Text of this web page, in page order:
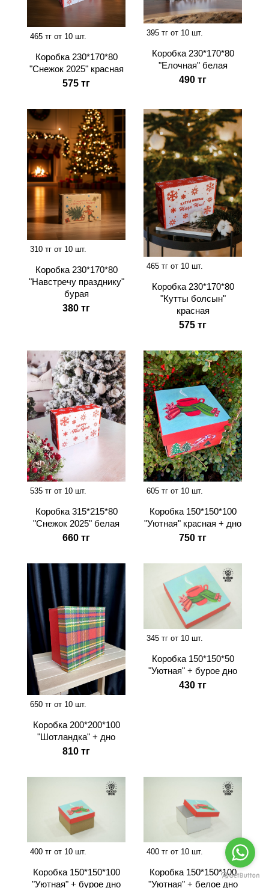
465 тг от 10 шт.
Коробка 230*170*80
"Снежок 2025" красная
575 тг
395 тг от 10 шт.
Коробка 230*170*80
"Елочная" белая
490 тг
310 тг от 10 шт.
Коробка 230*170*80
"Навстречу празднику"
бурая
380 тг
465 тг от 10 шт.
Коробка 230*170*80
"Кутты болсын"
красная
575 тг
535 тг от 10 шт.
Коробка 315*215*80
"Снежок 2025" белая
660 тг
605 тг от 10 шт.
Коробка 150*150*100
"Уютная" красная + дно
750 тг
650 тг от 10 шт.
Коробка 200*200*100
"Шотландка" + дно
810 тг
345 тг от 10 шт.
Коробка 150*150*50
"Уютная" + бурое дно
430 тг
400 тг от 10 шт.
Коробка 150*150*100
"Уютная" + бурое дно
400 тг от 10 шт.
Коробка 150*150*100
"Уютная" + белое дно